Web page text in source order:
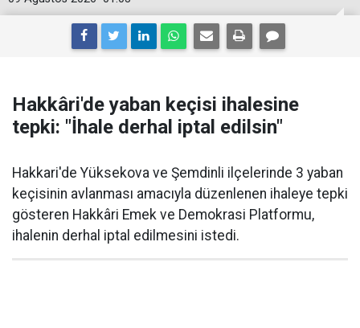
Hakkâri'de yaban keçisi ihalesine
tepki: "İhale derhal iptal edilsin"
Hakkari'de Yüksekova ve Şemdinli ilçelerinde 3 yaban
keçisinin avlanması amacıyla düzenlenen ihaleye tepki
gösteren Hakkâri Emek ve Demokrasi Platformu,
ihalenin derhal iptal edilmesini istedi.